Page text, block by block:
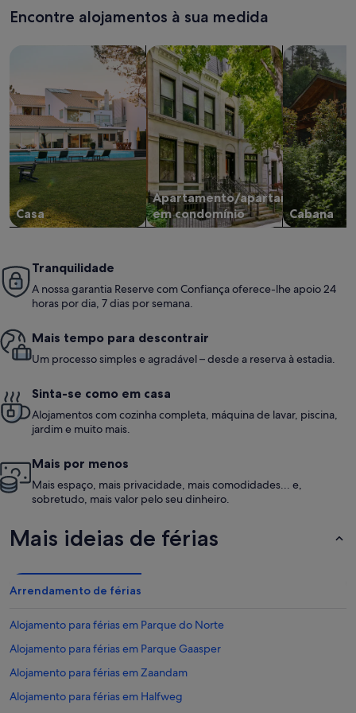
Encontre alojamentos à sua medida
Casa
Pesquisar casas
Apartamento/apartamento
em condomínio
Pesquisar apartamentos/
Cabana
pesquisar
Tranquilidade
A nossa garantia Reserve com Confiança oferece-lhe apoio 24
horas por dia, 7 dias por semana.
Mais tempo para descontrair
Um processo simples e agradável – desde a reserva à estadia.
Sinta-se como em casa
Alojamentos com cozinha completa, máquina de lavar, piscina,
jardim e muito mais.
Mais por menos
Mais espaço, mais privacidade, mais comodidades... e,
sobretudo, mais valor pelo seu dinheiro.
Mais ideias de férias
Arrendamento de férias
Alojamento para férias em Parque do Norte
Alojamento para férias em Parque Gaasper
Alojamento para férias em Zaandam
Alojamento para férias em Halfweg